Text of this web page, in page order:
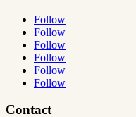
Follow
Follow
Follow
Follow
Follow
Follow
Contact